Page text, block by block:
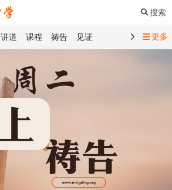
搜索
讲道 课程 祷告
见证
讲道精选
课程精选
创世记 马太福音
01 创世记
09 撒母耳记上
王纪上
12 列王纪下
米记 17 以斯帖记
18 约伯记
更多